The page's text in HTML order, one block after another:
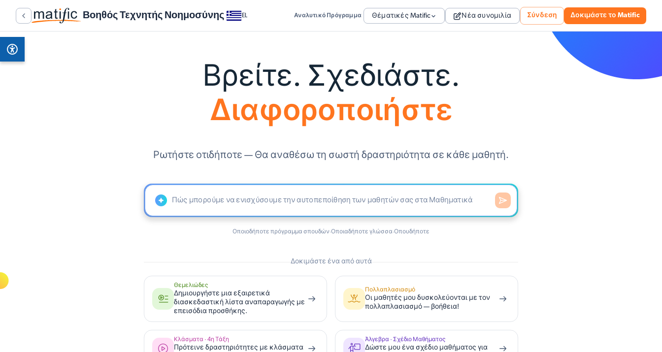
Βοηθός Τεχνητής Νοημοσύνης EL Αναλυτικό Πρόγραμμα Θέματικές Matific Νέα συνομιλία Σύνδεση Δοκιμάστε το Matific
Βρείτε. Σχεδιάστε.
Διαφοροποιήστε
Ρωτήστε οτιδήποτε — Θα αναθέσω τη σωστή δραστηριότητα σε κάθε μαθητή.
Οποιοδήποτε πρόγραμμα σπουδών·Οποιαδήποτε γλώσσα·Οπουδήποτε
Δοκιμάστε ένα από αυτά
Θεμελιώδες
Δημιουργήστε μια εξαιρετικά
διασκεδαστική λίστα αναπαραγωγής με
επεισόδια προσθήκης.
Πολλαπλασιασμό
Οι μαθητές μου δυσκολεύονται με τον
πολλαπλασιασμό — βοήθεια!
Κλάσματα · 4η Τάξη
Πρότεινε δραστηριότητες με κλάσματα
Άλγεβρα · Σχέδιο Μαθήματος
Δώστε μου ένα σχέδιο μαθήματος για